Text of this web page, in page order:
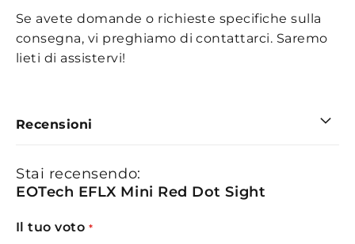
Se avete domande o richieste specifiche sulla
consegna, vi preghiamo di contattarci. Saremo
lieti di assistervi!
Recensioni
Stai recensendo:
EOTech EFLX Mini Red Dot Sight
Il tuo voto